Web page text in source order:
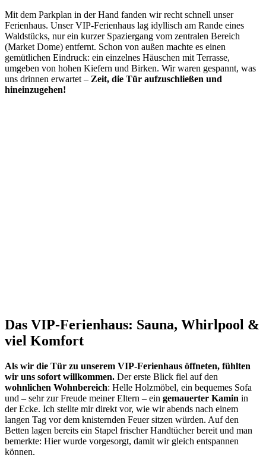
Mit dem Parkplan in der Hand fanden wir recht schnell unser
Ferienhaus. Unser VIP-Ferienhaus lag idyllisch am Rande eines
Waldstücks, nur ein kurzer Spaziergang vom zentralen Bereich
(Market Dome) entfernt. Schon von außen machte es einen
gemütlichen Eindruck: ein einzelnes Häuschen mit Terrasse,
umgeben von hohen Kiefern und Birken. Wir waren gespannt, was
uns drinnen erwartet – Zeit, die Tür aufzuschließen und
hineinzugehen!
Das VIP-Ferienhaus: Sauna, Whirlpool &
viel Komfort
Als wir die Tür zu unserem VIP-Ferienhaus öffneten, fühlten
wir uns sofort willkommen. Der erste Blick fiel auf den
wohnlichen Wohnbereich: Helle Holzmöbel, ein bequemes Sofa
und – sehr zur Freude meiner Eltern – ein gemauerter Kamin in
der Ecke. Ich stellte mir direkt vor, wie wir abends nach einem
langen Tag vor dem knisternden Feuer sitzen würden. Auf den
Betten lagen bereits ein Stapel frischer Handtücher bereit und man
bemerkte: Hier wurde vorgesorgt, damit wir gleich entspannen
können.